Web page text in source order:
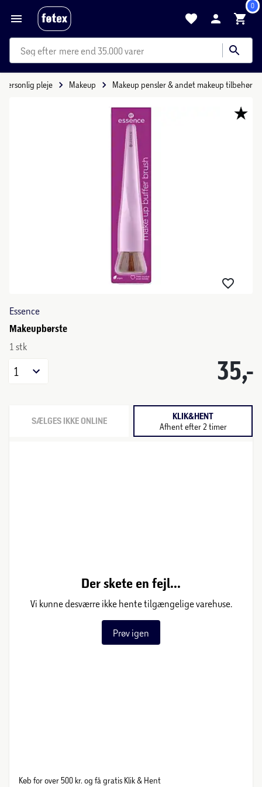
0
mere end 35.000 varer
Personlig pleje Makeup Makeup pensler & andet makeup tilbehør
Essence
Makeupbørste
1 stk
35,-
1
SÆLGES IKKE ONLINE KLIK&HENT
Afhent efter 2 timer
Der skete en fejl...
Vi kunne desværre ikke hente tilgængelige varehuse.
Prøv igen
Køb for over 500 kr. og få gratis Klik & Hent